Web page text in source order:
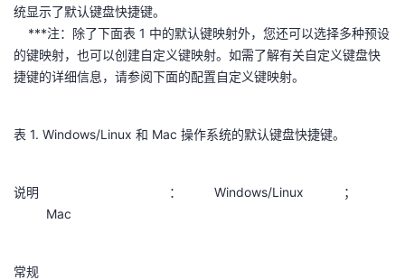
页
开
发
我
客
论
的
我
统显示了默认键盘快捷键。
***注：除了下面表 1 中的默认键映射外，您还可以选择多种预设
的键映射，也可以创建自定义键映射。如需了解有关自定义键盘快
捷键的详细信息，请参阅下面的配置自定义键映射。
表 1. Windows/Linux 和 Mac 操作系统的默认键盘快捷键。
说明 ： Windows/Linux ；
Mac
常规